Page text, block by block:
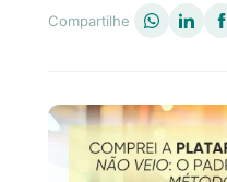
Compartilhe